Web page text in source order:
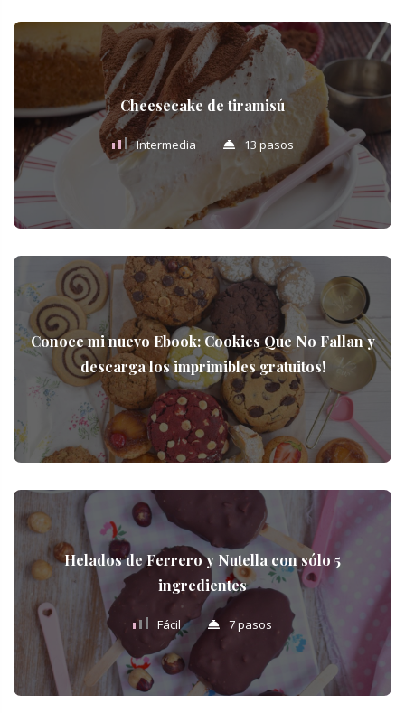
Cheesecake de tiramisú
Intermedia 13 pasos
Conoce mi nuevo Ebook: Cookies Que No Fallan y
descarga los imprimibles gratuitos!
Helados de Ferrero y Nutella con sólo 5
ingredientes
Fácil 7 pasos